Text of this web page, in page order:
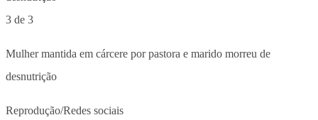
3 de 3
Mulher mantida em cárcere por pastora e marido morreu de
desnutrição
Reprodução/Redes sociais